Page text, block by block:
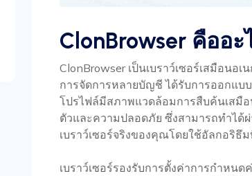
ClonBrowser คืออะ
ClonBrowser เป็นเบราว์เซอร์เสมือนอ
การจัดการหลายบัญชี ได้รับการออกแบ
โปรไฟล์มีสภาพแวดล้อมการสืบค้นเสมื
ตัวและความปลอดภัย ซึ่งสามารถทำได้
เบราว์เซอร์จริงของคุณโดยใช้อัลกอริธึ
เบราว์เซอร์รองรับการตั้งค่าการกำหน